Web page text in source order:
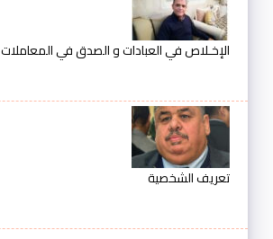
الإخـلاص في العبادات و الصدق في المعاملات
تعريف الشخصية